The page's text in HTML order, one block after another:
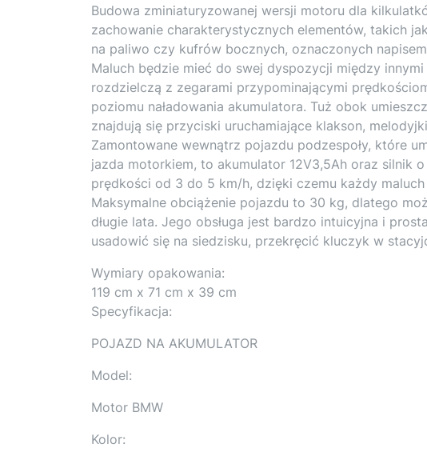
Budowa zminiaturyzowanej wersji motoru dla
zachowanie charakterystycznych elementów, takich
na paliwo czy kufrów bocznych, oznaczonych napisem
Maluch będzie mieć do swej dyspozycji między
rozdzielczą z zegarami przypominającymi
poziomu naładowania akumulatora. Tuż obok
znajdują się przyciski uruchamiające klakson,
Zamontowane wewnątrz pojazdu podzespoły, które
jazda motorkiem, to akumulator 12V3,5Ah oraz silnik
prędkości od 3 do 5 km/h, dzięki czemu każdy
Maksymalne obciążenie pojazdu to 30 kg, dlatego
długie lata. Jego obsługa jest bardzo intuicyjna i
usadowić się na siedzisku, przekręcić kluczyk w
Wymiary opakowania:
119 cm x 71 cm x 39 cm
Specyfikacja:
POJAZD NA AKUMULATOR
Model:
Motor BMW
Kolor: